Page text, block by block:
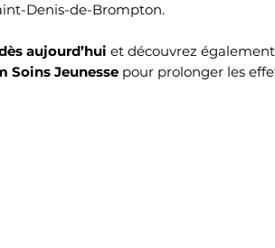
Denis-de-Brompton.
aujourd’hui et découvrez également
Soins Jeunesse pour prolonger les